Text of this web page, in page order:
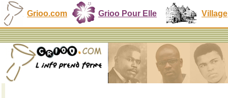
Grioo.com Grioo Pour Elle Village